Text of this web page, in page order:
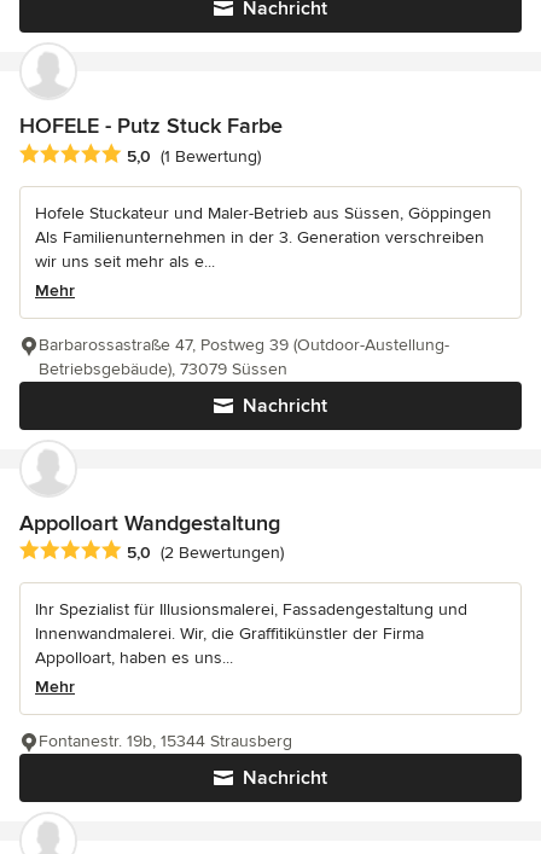
Nachricht
HOFELE - Putz Stuck Farbe
Durchschnittliche Bewertung: 5 von 5 Sternen
5,0 (1 Bewertung)
Hofele Stuckateur und Maler-Betrieb aus Süssen, Göppingen
Als Familienunternehmen in der 3. Generation verschreiben
wir uns seit mehr als e...
Mehr
Nachricht
Barbarossastraße 47, Postweg 39 (Outdoor-Austellung-
Betriebsgebäude), 73079 Süssen
Appolloart Wandgestaltung
Durchschnittliche Bewertung: 5 von 5 Sternen
5,0 (2 Bewertungen)
Ihr Spezialist für Illusionsmalerei, Fassadengestaltung und
Innenwandmalerei. Wir, die Graffitikünstler der Firma
Appolloart, haben es uns...
Mehr
Nachricht
Fontanestr. 19b, 15344 Strausberg